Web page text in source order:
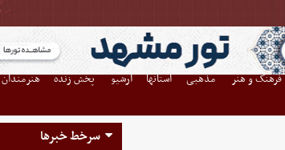
فرهنگ و هنر مذهبی استانها آرشیو پخش زنده هنرمندان
سرخط خبرها